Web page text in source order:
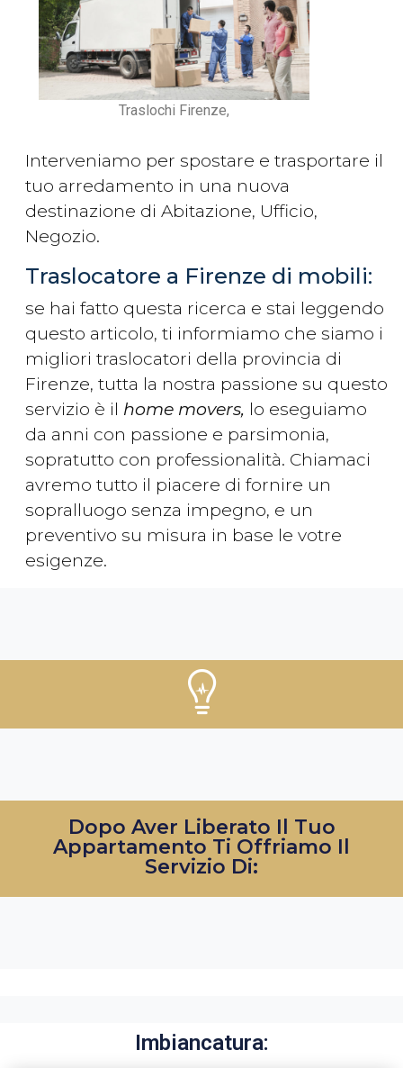
Traslochi Firenze,
Interveniamo per spostare e trasportare il
tuo arredamento in una nuova
destinazione di Abitazione, Ufficio,
Negozio.
Traslocatore a Firenze di mobili:
se hai fatto questa ricerca e stai leggendo
questo articolo, ti informiamo che siamo i
migliori traslocatori della provincia di
Firenze, tutta la nostra passione su questo
servizio è il home movers, lo eseguiamo
da anni con passione e parsimonia,
sopratutto con professionalità. Chiamaci
avremo tutto il piacere di fornire un
sopralluogo senza impegno, e un
preventivo su misura in base le votre
esigenze.
Dopo Aver Liberato Il Tuo
Appartamento Ti Offriamo Il
Servizio Di:
Imbiancatura: